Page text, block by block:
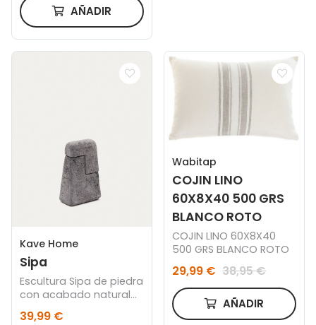
AÑADIR
Kave Home
Sipa
Escultura Sipa de piedra
con acabado natural
39,99 €
Wabitap
COJIN LINO
60X8X40 500 GRS
BLANCO ROTO
COJIN LINO 60X8X40
500 GRS BLANCO ROTO
29,99 € 38,95 €
AÑADIR